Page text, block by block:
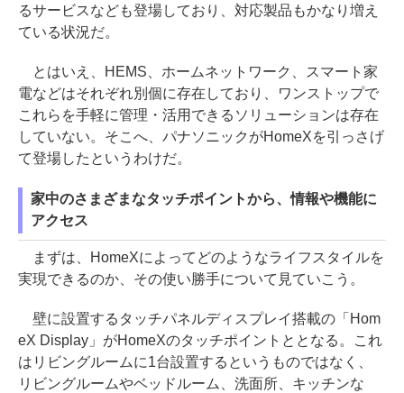
るサービスなども登場しており、対応製品もかなり増え
ている状況だ。
とはいえ、HEMS、ホームネットワーク、スマート家
電などはそれぞれ別個に存在しており、ワンストップで
これらを手軽に管理・活用できるソリューションは存在
していない。そこへ、パナソニックがHomeXを引っさげ
て登場したというわけだ。
家中のさまざまなタッチポイントから、情報や機能に
アクセス
まずは、HomeXによってどのようなライフスタイルを
実現できるのか、その使い勝手について見ていこう。
壁に設置するタッチパネルディスプレイ搭載の「Hom
eX Display」がHomeXのタッチポイントととなる。これ
はリビングルームに1台設置するというものではなく、
リビングルームやベッドルーム、洗面所、キッチンな